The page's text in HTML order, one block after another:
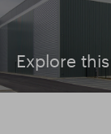
Explore